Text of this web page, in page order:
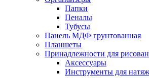
Папки
Пеналы
Тубусы
Панель МДФ грунтованная
Планшеты
Принадлежности для
Аксессуары
Инструменты для